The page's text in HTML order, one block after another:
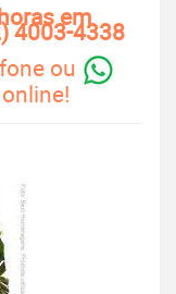
em
4003-4338
ou